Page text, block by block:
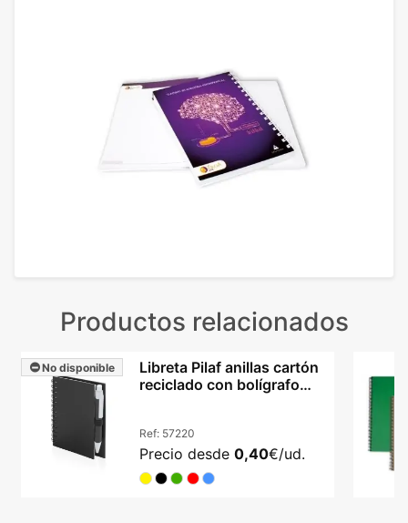
Productos relacionados
No disponible
Libreta Pilaf anillas cartón
reciclado con bolígrafo
Ref: 57220
Precio desde 0,40€/ud.